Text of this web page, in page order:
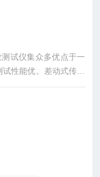
试仪集众多优点于一
性能优。差动式传感
温设备时都可以提供
都可以很轻松的放进
品测温，保证温度测